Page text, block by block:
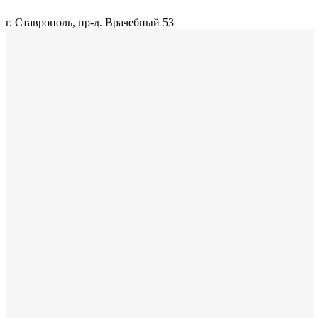
г. Ставрополь, пр-д. Врачебный 53